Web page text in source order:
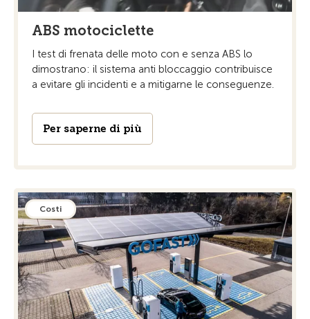
ABS motociclette
I test di frenata delle moto con e senza ABS lo
dimostrano: il sistema anti bloccaggio contribuisce
a evitare gli incidenti e a mitigarne le conseguenze.
Per saperne di più
Costi